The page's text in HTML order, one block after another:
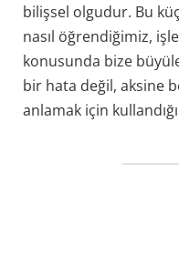
bilişsel olgudur. Bu
nasıl öğrendiğimiz,
konusunda bize
bir hata değil, aksine
anlamak için